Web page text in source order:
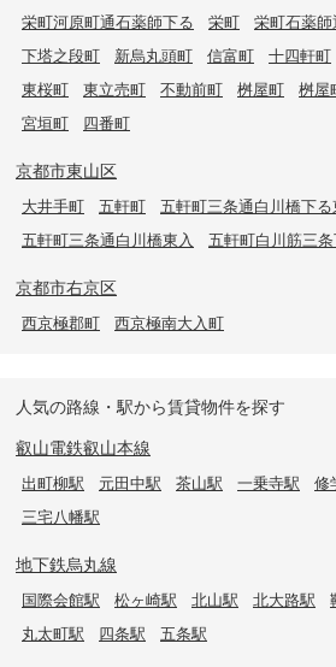
栄町河原町通石薬師下る
栄町 栄町石薬
下塔之段町
新烏丸頭町 信富町 十四軒町
東桜町
東立売町 不動前町 桝屋町
桝屋
宮垣町
四番町
京都市東山区
大井手町 五軒町
五軒町三条通白川橋下る
五軒町三条通白川橋東入
五軒町白川筋三
京都市右京区
西京極郡町 西京極南大入町
人気の路線・駅から賃貸物件を探す
叡山電鉄叡山本線
出町柳駅 元田中駅 茶山駅 一乗寺駅 修
三宅八幡駅
地下鉄烏丸線
国際会館駅 松ヶ崎駅 北山駅 北大路駅
丸太町駅
四条駅 五条駅